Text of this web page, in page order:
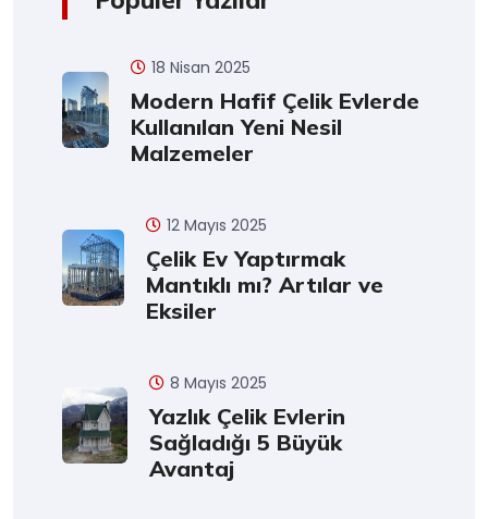
18 Nisan 2025
Modern Hafif Çelik Evlerde
Kullanılan Yeni Nesil
Malzemeler
12 Mayıs 2025
Çelik Ev Yaptırmak
Mantıklı mı? Artılar ve
Eksiler
8 Mayıs 2025
Yazlık Çelik Evlerin
Sağladığı 5 Büyük
Avantaj